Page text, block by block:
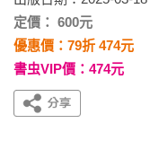
定價： 600元
優惠價：79折 474元
書虫VIP價：474元